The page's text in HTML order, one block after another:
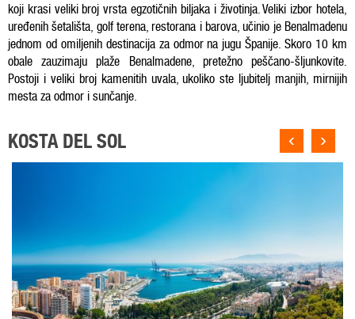
koji krasi veliki broj vrsta egzotičnih biljaka i životinja. Veliki izbor hotela,
uređenih šetališta, golf terena, restorana i barova, učinio je Benalmadenu
jednom od omiljenih destinacija za odmor na jugu Španije. Skoro 10 km
obale zauzimaju plaže Benalmadene, pretežno peščano-šljunkovite.
Postoji i veliki broj kamenitih uvala, ukoliko ste ljubitelj manjih, mirnijih
mesta za odmor i sunčanje.
KOSTA DEL SOL ‹ ›